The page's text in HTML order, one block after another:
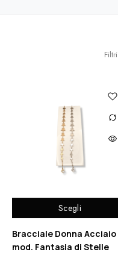
Filtri
Scegli
Bracciale Donna Acciaio
mod. Fantasia di Stelle